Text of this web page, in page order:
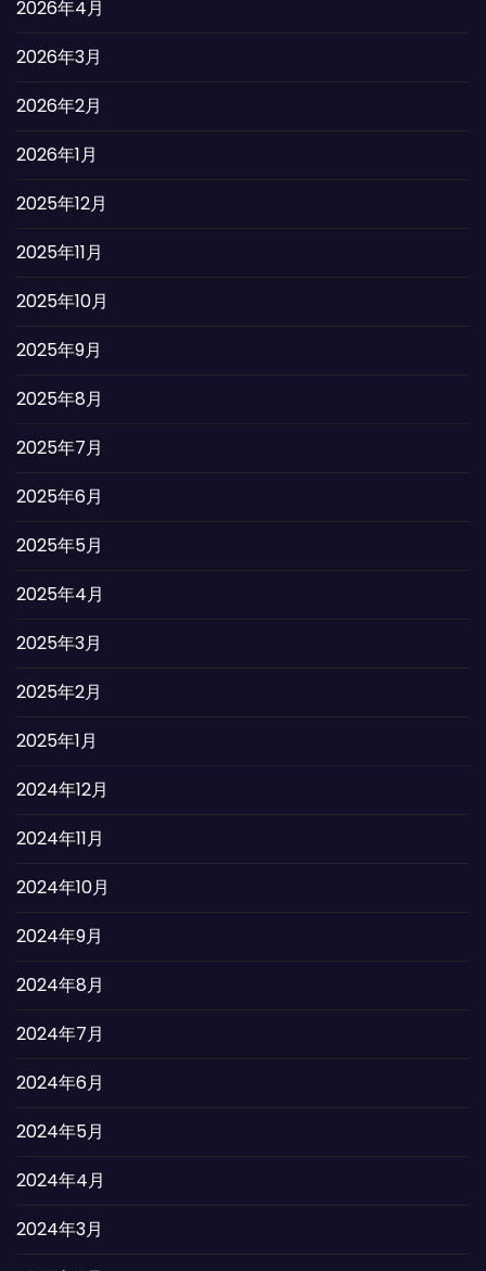
2026年4月
2026年3月
2026年2月
2026年1月
2025年12月
2025年11月
2025年10月
2025年9月
2025年8月
2025年7月
2025年6月
2025年5月
2025年4月
2025年3月
2025年2月
2025年1月
2024年12月
2024年11月
2024年10月
2024年9月
2024年8月
2024年7月
2024年6月
2024年5月
2024年4月
2024年3月